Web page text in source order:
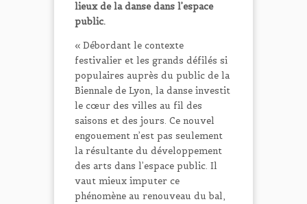
lieux de la danse dans l’espace
public.
« Débordant le contexte
festivalier et les grands défilés si
populaires auprès du public de la
Biennale de Lyon, la danse investit
le cœur des villes au fil des
saisons et des jours. Ce nouvel
engouement n’est pas seulement
la résultante du développement
des arts dans l’espace public. Il
vaut mieux imputer ce
phénomène au renouveau du bal,